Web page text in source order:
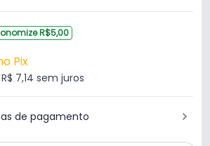
R$5,00
Pix
7,14 sem juros
de pagamento